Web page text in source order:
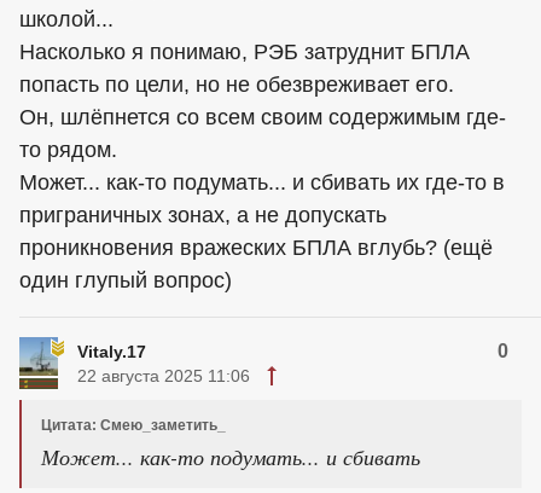
школой...
Насколько я понимаю, РЭБ затруднит БПЛА
попасть по цели, но не обезвреживает его.
Он, шлёпнется со всем своим содержимым где-
то рядом.
Может... как-то подумать... и сбивать их где-то в
приграничных зонах, а не допускать
проникновения вражеских БПЛА вглубь? (ещё
один глупый вопрос)
Vitaly.17 0
22 августа 2025 11:06
Цитата: Смею_заметить_
Может... как-то подумать... и сбивать